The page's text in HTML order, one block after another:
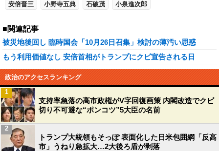
安倍晋三 小野寺五典 石破茂 小泉進次郎
■関連記事
被災地後回し 臨時国会「10月26日召集」検討の薄汚い思惑
もう利用価値なし 安倍首相がトランプにクビ宣告される日
政治のアクセスランキング
支持率急落の高市政権がV字回復画策 内閣改造でクビ
切り不可避な“ポンコツ”5大臣の名前
1
トランプ大統領もそっぽ 表面化した日米包囲網「反高
市」うねり急拡大…2大後ろ盾が剥落
2